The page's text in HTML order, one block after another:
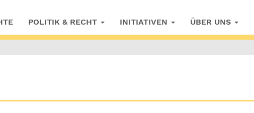
POLITIK & RECHT INITIATIVEN ÜBER UNS